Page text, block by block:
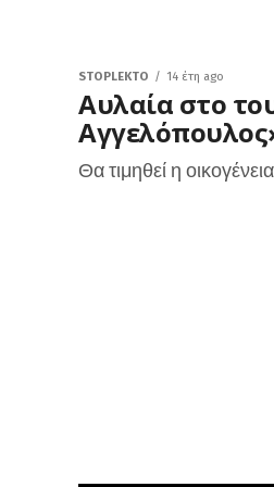
STOPLEKTO 14 έτη ago
Αυλαία στο
Θα τιμηθεί η